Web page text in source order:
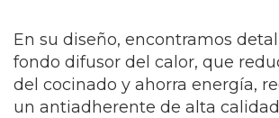
En su diseño, encontramos
fondo difusor del calor, que
del cocinado y ahorra energía,
un antiadherente de alta